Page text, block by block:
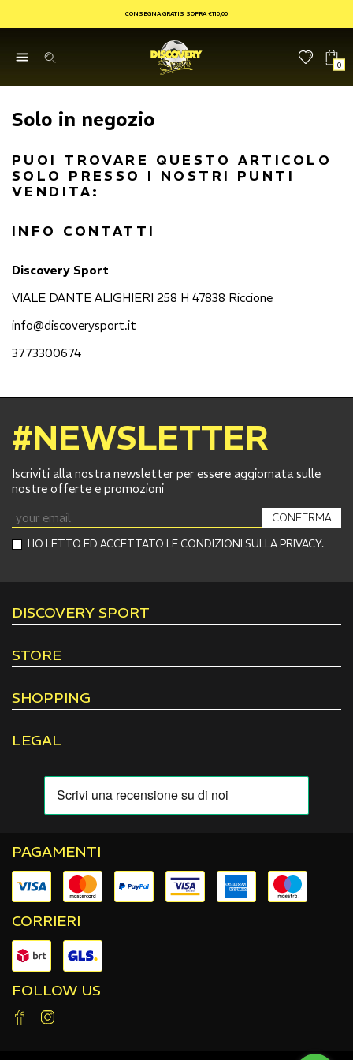
CONSEGNA GRATIS SOPRA €110,00
0
Solo in negozio
PUOI TROVARE QUESTO ARTICOLO
SOLO PRESSO I NOSTRI PUNTI
VENDITA:
INFO CONTATTI
Discovery Sport
VIALE DANTE ALIGHIERI 258 H 47838 Riccione
info@discoverysport.it
3773300674
#NEWSLETTER
Iscriviti alla nostra newsletter per essere aggiornata sulle
nostre offerte e promozioni
HO LETTO ED ACCETTATO LE CONDIZIONI SULLA PRIVACY.
CONFERMA
DISCOVERY SPORT
STORE
SHOPPING
LEGAL
PAGAMENTI
CORRIERI
FOLLOW US